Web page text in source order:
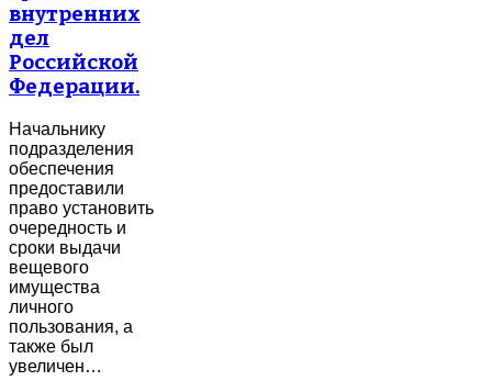
внутренних
дел
Российской
Федерации.
Начальнику
подразделения
обеспечения
предоставили
право установить
очередность и
сроки выдачи
вещевого
имущества
личного
пользования, а
также был
увеличен…